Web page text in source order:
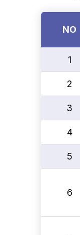
NO
1
2
3
4
5
6